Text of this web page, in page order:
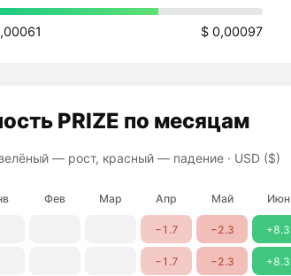
$ 0,00097
PRIZE по месяцам
— рост, красный — падение· USD ($)
Фев Мар Апр Май Июн
−1.7 −2.3 +8.3
−1.7 −2.3 +8.3